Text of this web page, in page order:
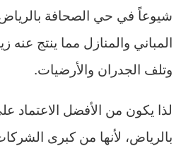
شيوعاً في حي الصحافة
المباني والمنازل مما ينتج عنه
وتلف الجدران والأرضيات.
لذا يكون من الأفضل الاعتماد
بالرياض، لأنها من كبرى